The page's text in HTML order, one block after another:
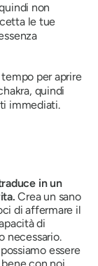
non
le tue
per aprire
quindi
immediati.
in un
Crea un sano
di affermare il
di
necessario.
essere